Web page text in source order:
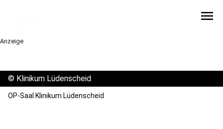
menu
Anzeige
© Klinikum Lüdenscheid
OP-Saal Klinikum Lüdenscheid